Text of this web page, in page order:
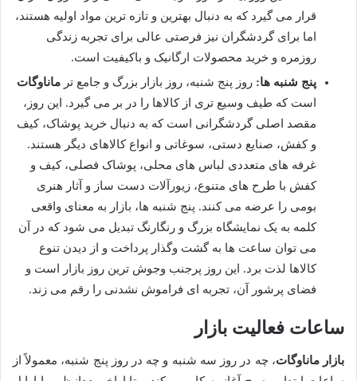
قرار می گیرد که به دنبال بهترین و تازه ترین مواد اولیه هستند،
اما برای گردشگران نیز فرصتی عالی برای تجربه زندگی
روزمره و خرید محصولات ارگانیک و باکیفیت است.
پنج شنبه ها: روز پنج شنبه، روز بازار بزرگ و جامع تر ماناوگات
است که طیف وسیع تری از کالاها را در بر می گیرد. این روز،
مقصد اصلی گردشگرانی است که به دنبال خرید پوشاک، کیف
و کفش، صنایع دستی، سوغاتی و انواع کالاهای دیگر هستند.
غرفه های متعددی لباس های محلی، پوشاک فصلی، کیف و
کفش با طرح های متنوع، زیورآلات دست ساز و آثار هنری
بومی را عرضه می کنند. پنج شنبه ها، بازار به معنای واقعی
کلمه به یک نمایشگاه بزرگ و رنگارنگ تبدیل می شود که در آن
می توان ساعت ها به گشت وگذار پرداخت و از دیدن تنوع
کالاها لذت برد. این روز پرجنب وجوش ترین روز بازار است و
فضای پرشور آن، تجربه ای فراموش نشدنی را رقم می زند.
ساعات فعالیت بازار
بازار ماناوگات، چه در روز سه شنبه و چه در روز پنج شنبه، معمولاً از